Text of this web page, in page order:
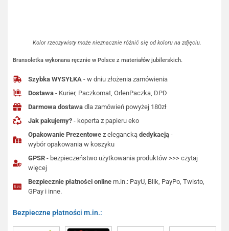
Kolor rzeczywisty może nieznacznie różnić się od koloru na zdjęciu.
Bransoletka wykonana ręcznie w Polsce z materiałów jubilerskich.
Szybka WYSYŁKA - w dniu złożenia zamówienia
Dostawa - Kurier, Paczkomat, OrlenPaczka, DPD
Darmowa dostawa dla zamówień powyżej 180zł
Jak pakujemy? - koperta z papieru eko
Opakowanie Prezentowe z eleganckądedykacją -
wybór opakowania w koszyku
GPSR - bezpieczeństwo użytkowania produktów >>> czytaj
więcej
Bezpiecznie płatności online m.in.: PayU, Blik, PayPo, Twisto,
GPay i inne.
Bezpieczne płatności m.in.: